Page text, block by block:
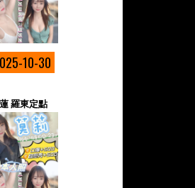
10-30
羅東定點